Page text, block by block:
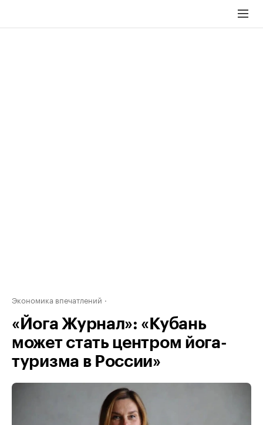
Экономика впечатлений
«Йога Журнал»: «Кубань
может стать центром йога-
туризма в России»